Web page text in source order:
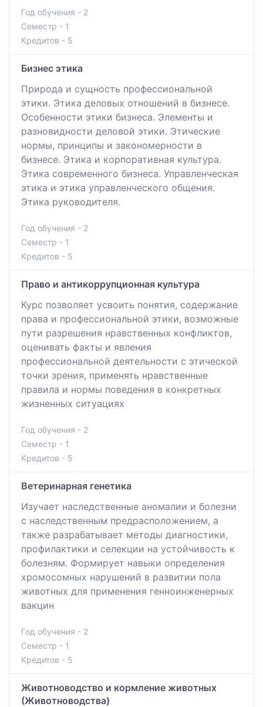
Год обучения - 2
Семестр - 1
Кредитов - 5
Бизнес этика
Природа и сущность профессиональной
этики. Этика деловых отношений в бизнесе.
Особенности этики бизнеса. Элементы и
разновидности деловой этики. Этические
нормы, принципы и закономерности в
бизнесе. Этика и корпоративная культура.
Этика современного бизнеса. Управленческая
этика и этика управленческого общения.
Этика руководителя.
Год обучения - 2
Семестр - 1
Кредитов - 5
Право и антикоррупционная культура
Курс позволяет усвоить понятия, содержание
права и профессиональной этики, возможные
пути разрешения нравственных конфликтов,
оценивать факты и явления
профессиональной деятельности с этической
точки зрения, применять нравственные
правила и нормы поведения в конкретных
жизненных ситуациях
Год обучения - 2
Семестр - 1
Кредитов - 5
Ветеринарная генетика
Изучает наследственные аномалии и болезни
с наследственным предрасположением, а
также разрабатывает методы диагностики,
профилактики и селекции на устойчивость к
болезням. Формирует навыки определения
хромосомных нарушений в развитии пола
животных для применения генноинженерных
вакцин
Год обучения - 2
Семестр - 1
Кредитов - 5
Животноводство и кормление животных
(Животноводства)